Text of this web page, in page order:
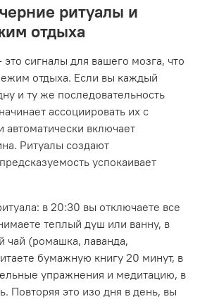
ритуалы и
отдыха
сигналы для вашего мозга, что
отдыха. Если вы каждый
и ту же последовательность
ассоциировать их с
включает
Ритуалы создают
успокаивает
в 20:30 вы отключаете все
теплый душ или ванну, в
чай (ромашка, лаванда,
бумажную книгу 20 минут, в
упражнения и медитацию, в
Повторяя это изо дня в день, вы